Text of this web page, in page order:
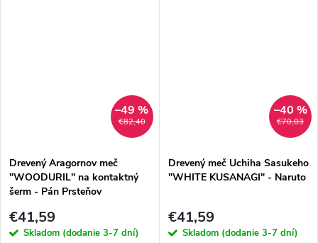
€82,40
–49 %
Drevený Aragornov meč
"WOODURIL" na kontaktný
šerm - Pán Prsteňov
€41,59
Skladom (dodanie 3-7 dní)
€70,03
–40 %
Drevený meč Uchiha Sasukeho
"WHITE KUSANAGI" - Naruto
€41,59
Skladom (dodanie 3-7 dní)